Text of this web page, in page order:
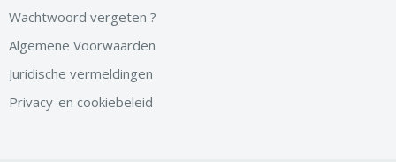
Wachtwoord vergeten ?
Algemene Voorwaarden
Juridische vermeldingen
Privacy-en cookiebeleid